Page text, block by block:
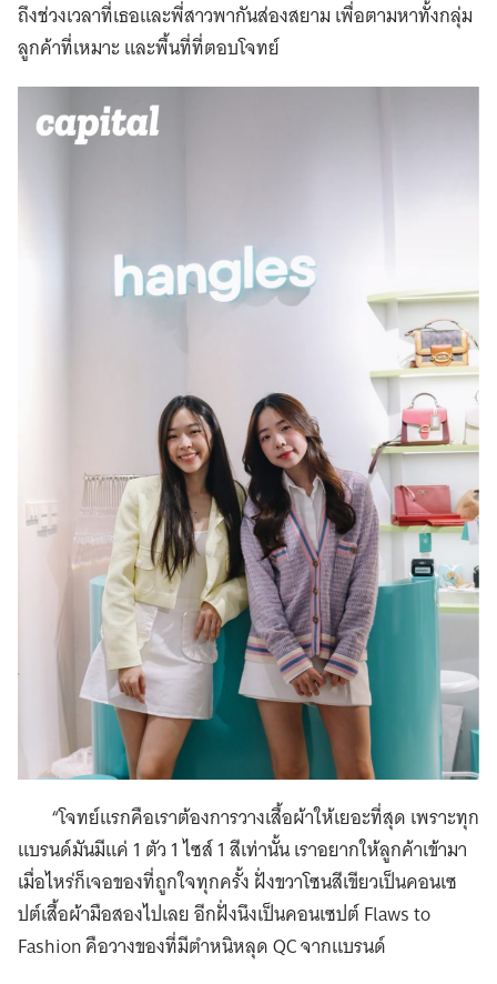
ถึงช่วงเวลาที่เธอและพี่สาวพากันส่องสยาม เพื่อตามหาทั้งกลุ่ม
ลูกค้าที่เหมาะ และพื้นที่ที่ตอบโจทย์
“โจทย์แรกคือเราต้องการวางเสื้อผ้าให้เยอะที่สุด เพราะทุก
แบรนด์มันมีแค่ 1 ตัว 1 ไซส์ 1 สีเท่านั้น เราอยากให้ลูกค้าเข้ามา
เมื่อไหร่ก็เจอของที่ถูกใจทุกครั้ง ฝั่งขวาโซนสีเขียวเป็นคอนเซ
ปต์เสื้อผ้ามือสองไปเลย อีกฝั่งนึงเป็นคอนเซปต์ Flaws to
Fashion คือวางของที่มีตำหนิหลุด QC จากแบรนด์